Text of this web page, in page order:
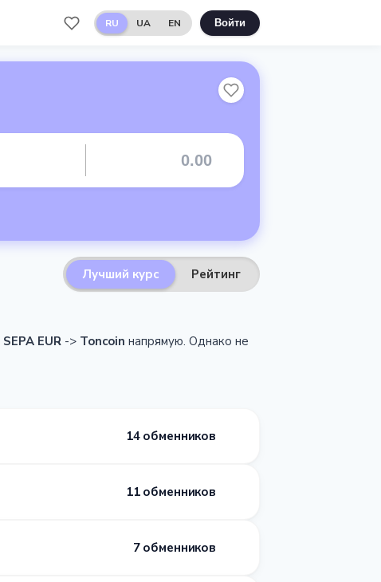
RU UA EN Войти
Лучший курс Рейтинг
SEPA EUR -> Toncoin напрямую. Однако не
14 обменников
11 обменников
7 обменников